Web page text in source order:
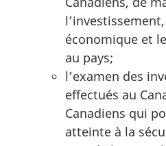
économique et
au pays;
l’examen des
effectués au
Canadiens qui
atteinte à la